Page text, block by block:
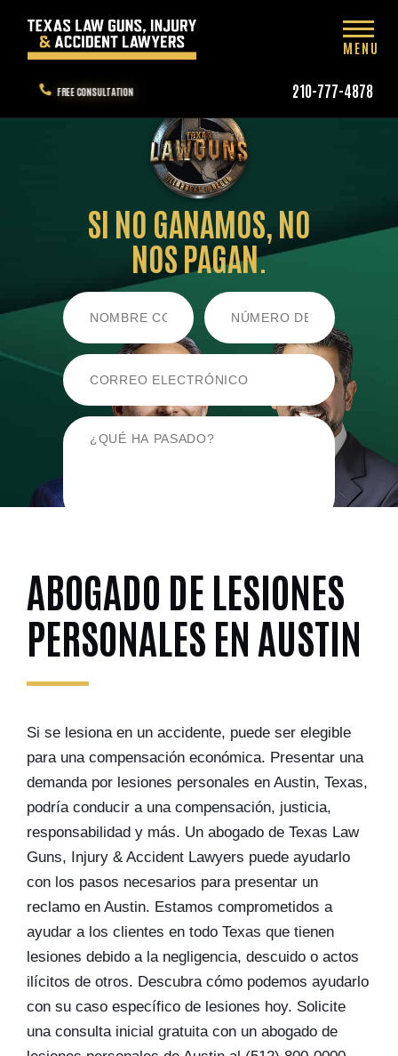
FREE CONSULTATION 210-777-4878
MENU
SI NO GANAMOS, NO
NOS PAGAN.
ABOGADO DE LESIONES
PERSONALES EN AUSTIN
Si se lesiona en un accidente, puede ser elegible
para una compensación económica. Presentar una
demanda por lesiones personales en Austin, Texas,
podría conducir a una compensación, justicia,
responsabilidad y más. Un abogado de Texas Law
Guns, Injury & Accident Lawyers puede ayudarlo
con los pasos necesarios para presentar un
reclamo en Austin. Estamos comprometidos a
ayudar a los clientes en todo Texas que tienen
lesiones debido a la negligencia, descuido o actos
ilícitos de otros. Descubra cómo podemos ayudarlo
con su caso específico de lesiones hoy. Solicite
una consulta inicial gratuita con un abogado de